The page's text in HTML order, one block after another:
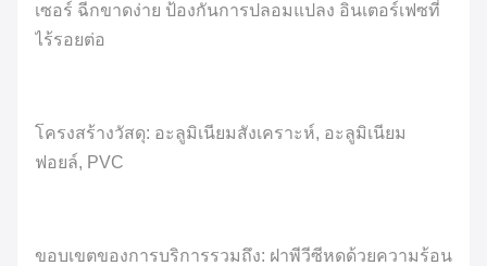
เซอร์ ฉีกขาดง่าย ป้องกันการปลอมแปลง อินเตอร์เฟซที่
ไร้รอยต่อ
โครงสร้างวัสดุ: อะลูมิเนียมสังเคราะห์, อะลูมิเนียม
ฟอยล์, PVC
ขอบเขตของการบริการรวมถึง: ฝาพีวีซีหดด้วยความร้อน